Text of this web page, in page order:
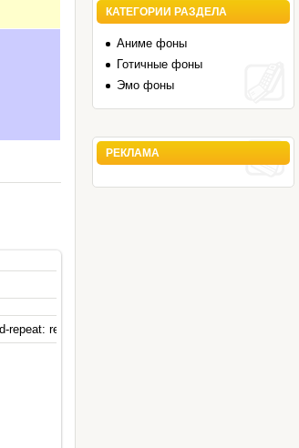
КАТЕГОРИИ РАЗДЕЛА
Аниме фоны
Готичные фоны
Эмо фоны
РЕКЛАМА